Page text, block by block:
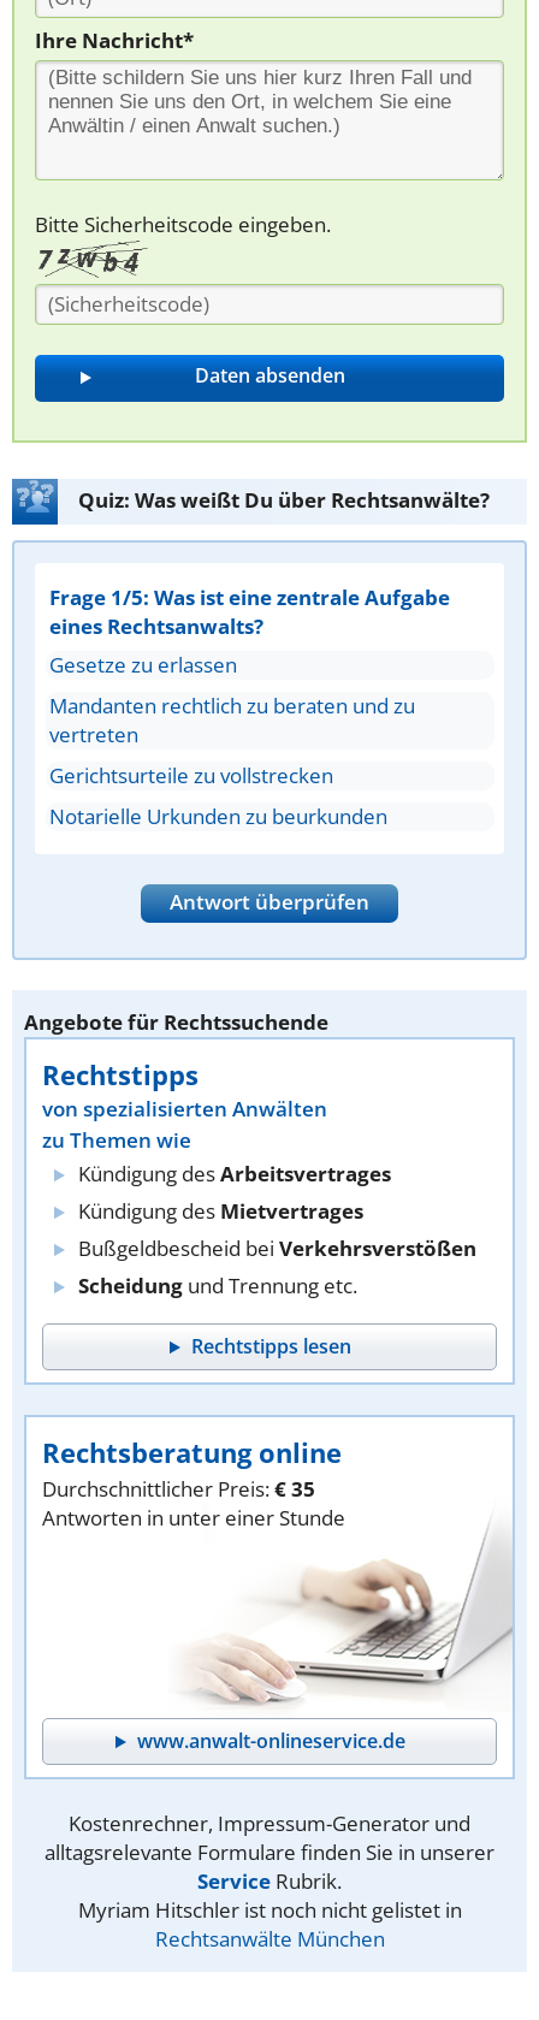
Ihre Nachricht*
Bitte Sicherheitscode eingeben.
Quiz: Was weißt Du über Rechtsanwälte?
Frage 1/5: Was ist eine zentrale Aufgabe
eines Rechtsanwalts?
Gesetze zu erlassen
Mandanten rechtlich zu beraten und zu
vertreten
Gerichtsurteile zu vollstrecken
Notarielle Urkunden zu beurkunden
Antwort überprüfen
Angebote für Rechtssuchende
Rechtstipps
von spezialisierten Anwälten
zu Themen wie
Kündigung desArbeitsvertrages
Kündigung des Mietvertrages
Bußgeldbescheid bei Verkehrsverstößen
Scheidung und Trennung etc.
Rechtstipps lesen
Rechtsberatung online
Durchschnittlicher Preis:€ 35
Antworten in unter einer Stunde
www.anwalt-onlineservice.de
Kostenrechner, Impressum-Generator und
alltagsrelevante Formulare finden Sie in unserer
Service Rubrik.
Myriam Hitschler ist noch nicht gelistet in
Rechtsanwälte München